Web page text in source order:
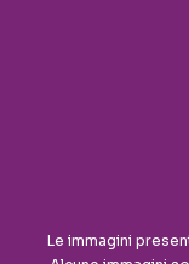
Le immagini